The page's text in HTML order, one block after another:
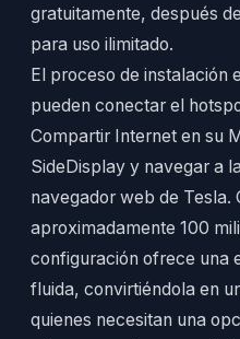
gratuitamente, después
para uso ilimitado.
El proceso de instalación
pueden conectar el
Compartir Internet en su
SideDisplay y navegar a
navegador web de Tesla.
aproximadamente 100
configuración ofrece una
fluida, convirtiéndola en
quienes necesitan una